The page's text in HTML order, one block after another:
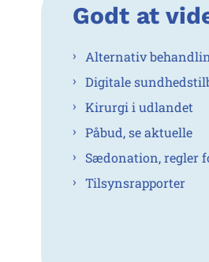
Godt at
Alternativ
Digitale
Kirurgi i udlandet
Påbud, se aktuelle
Sædonation, regler
Tilsynsrapporter